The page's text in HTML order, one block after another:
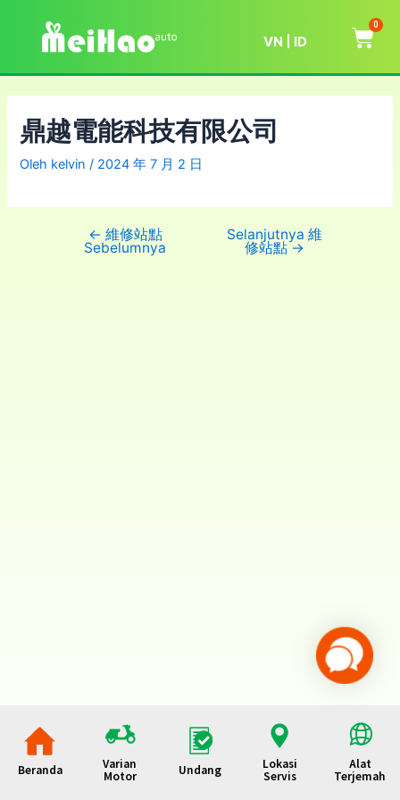
VN ID
0
鼎越電能科技有限公司
Oleh kelvin/ 2024 年 7 月 2 日
← 維修站點
Sebelumnya
Selanjutnya 維
修站點→
Beranda
Varian
Motor
Undang
Lokasi
Servis
Alat
Terjemah